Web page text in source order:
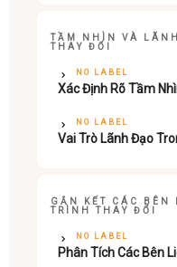
TẦM NHÌN VÀ
THAY ĐỔI
NO LABEL
Xác Định Rõ Tầm
NO LABEL
Vai Trò Lãnh Đạo
GẮN KẾT CÁC BÊN
TRÌNH THAY ĐỔI
NO LABEL
Phân Tích Các Bên